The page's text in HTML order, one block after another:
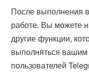
После выполнения
работе. Вы можете
другие функции,
выполняться вашим
пользователей